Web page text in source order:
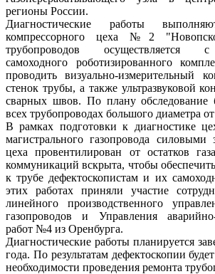
регионы России.
Диагностические работы
компрессорного цеха №2
трубопроводов осуществляется с
самоходного роботизированного
проводить визуально-измерительный
стенок трубы, а также ультразвуковой
сварных швов. По плану обследование
всех трубопроводах большого диаметра
В рамках подготовки к диагностике
магистрального газопровода силовыми
цеха провентилирован от остатков
коммуникаций вскрыта, чтобы
к трубе дефектоскопистам и их
этих работах приняли участие
линейного производственного
газопроводов и Управления аварийно-
работ №4 из Оренбурга.
Диагностические работы планируется
года. По результатам дефектоскопии
необходимости проведения ремонта